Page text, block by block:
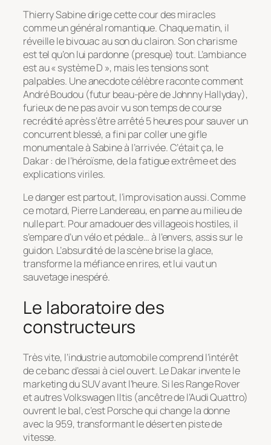
Thierry Sabine dirige cette cour des miracles
comme un général romantique. Chaque matin, il
réveille le bivouac au son du clairon. Son charisme
est tel qu’on lui pardonne (presque) tout. L’ambiance
est au « système D », mais les tensions sont
palpables. Une anecdote célèbre raconte comment
André Boudou (futur beau-père de Johnny Hallyday),
furieux de ne pas avoir vu son temps de course
recrédité après s’être arrêté 5 heures pour sauver un
concurrent blessé, a fini par coller une gifle
monumentale à Sabine à l’arrivée. C’était ça, le
Dakar : de l’héroïsme, de la fatigue extrême et des
explications viriles.
Le danger est partout, l’improvisation aussi. Comme
ce motard, Pierre Landereau, en panne au milieu de
nulle part. Pour amadouer des villageois hostiles, il
s’empare d’un vélo et pédale… à l’envers, assis sur le
guidon. L’absurdité de la scène brise la glace,
transforme la méfiance en rires, et lui vaut un
sauvetage inespéré.
Le laboratoire des
constructeurs
Très vite, l’industrie automobile comprend l’intérêt
de ce banc d’essai à ciel ouvert. Le Dakar invente le
marketing du SUV avant l’heure. Si les Range Rover
et autres Volkswagen Iltis (ancêtre de l’Audi Quattro)
ouvrent le bal, c’est Porsche qui change la donne
avec la 959, transformant le désert en piste de
vitesse.